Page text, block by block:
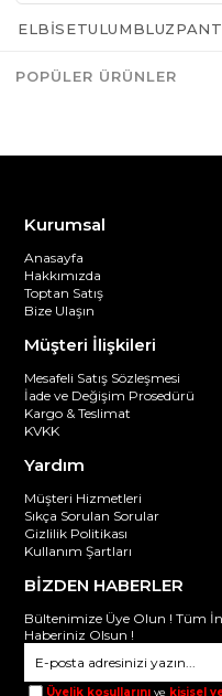
Kurumsal
Anasayfa
Hakkımızda
Toptan Satış
Bize Ulaşın
Müşteri İlişkileri
Mesafeli Satış Sözleşmesi
İade ve Değişim Prosedürü
Kargo & Teslimat
KVKK
Yardım
Müşteri Hizmetleri
Sıkça Sorulan Sorular
Gizlilik Politikası
Kullanım Şartları
BİZDEN HABERLER
Bültenimize Üye Olun ! Tüm
Haberiniz Olsun !
Üyelik koşullarını ve kişisel
ELBISETULUMBLUZ
POPÜLER ÜRÜNLER